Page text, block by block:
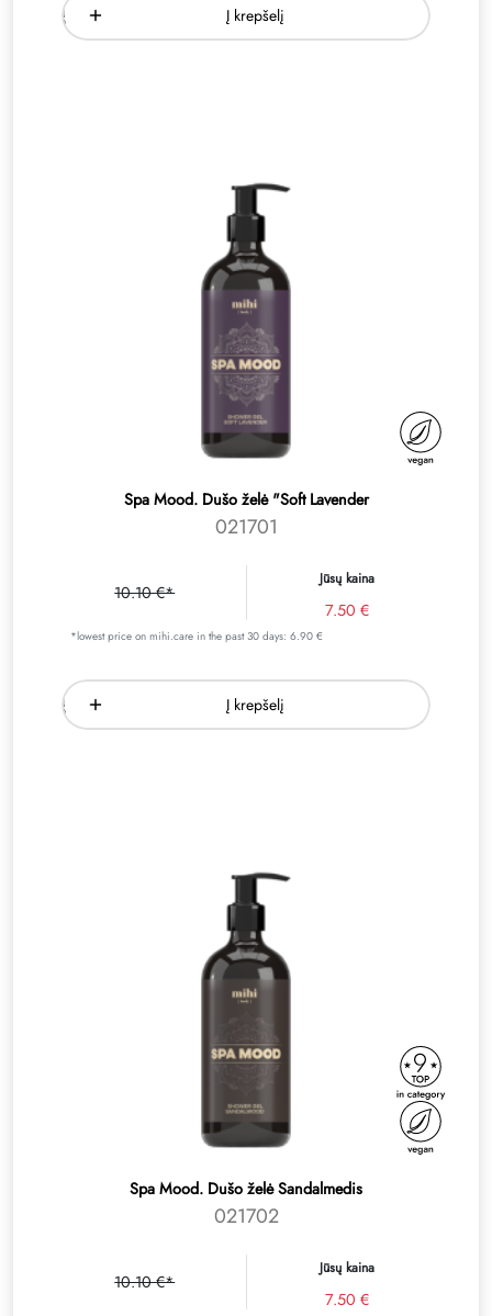
Į krepšelį
Spa Mood. Dušo želė "Soft Lavender
021701
10.10 €*
Jūsų kaina
7.50 €
*lowest price on mihi.care in the past 30 days: 6.90 €
Į krepšelį
Spa Mood. Dušo želė Sandalmedis
021702
10.10 €*
Jūsų kaina
7.50 €